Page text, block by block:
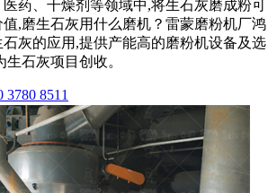
药、干燥剂等领域中,将生石灰磨成粉可
值,磨生石灰用什么磨机？雷蒙磨粉机厂鸿
灰的应用,提供产能高的磨粉机设备及选
石灰项目创收。
8511